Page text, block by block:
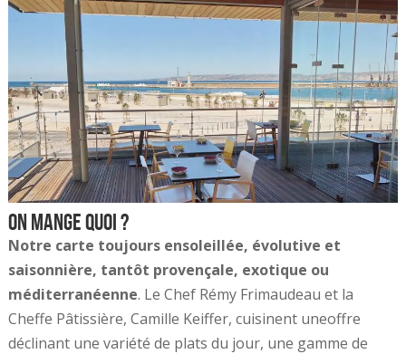
On mange quoi ?
Notre carte toujours ensoleillée, évolutive et
saisonnière, tantôt provençale, exotique ou
méditerranéenne. Le Chef Rémy Frimaudeau et la
Cheffe Pâtissière, Camille Keiffer, cuisinent uneoffre
déclinant une variété de plats du jour, une gamme de